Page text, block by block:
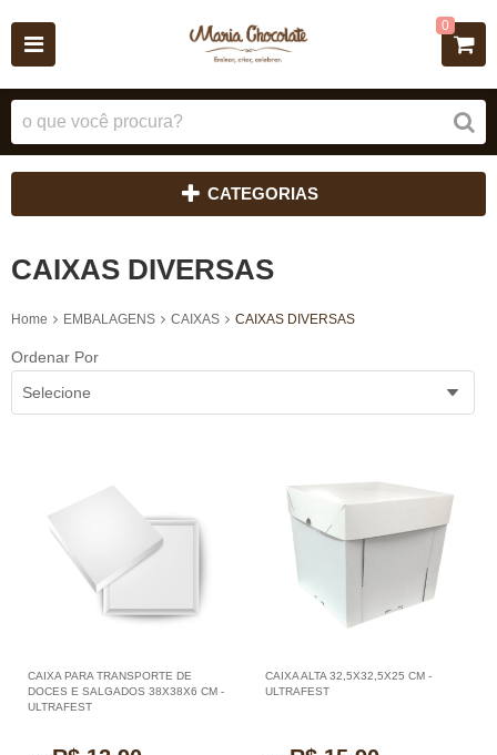
0
CATEGORIAS
CAIXAS DIVERSAS
Home EMBALAGENS CAIXAS CAIXAS DIVERSAS
Ordenar Por
Selecione
CAIXA PARA TRANSPORTE DE
DOCES E SALGADOS 38X38X6 CM -
ULTRAFEST
CAIXA ALTA 32,5X32,5X25 CM -
ULTRAFEST